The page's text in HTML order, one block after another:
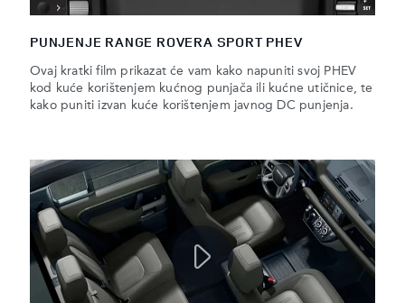
PUNJENJE RANGE ROVERA SPORT PHEV
Ovaj kratki film prikazat će vam kako napuniti svoj PHEV
kod kuće korištenjem kućnog punjača ili kućne utičnice, te
kako puniti izvan kuće korištenjem javnog DC punjenja.